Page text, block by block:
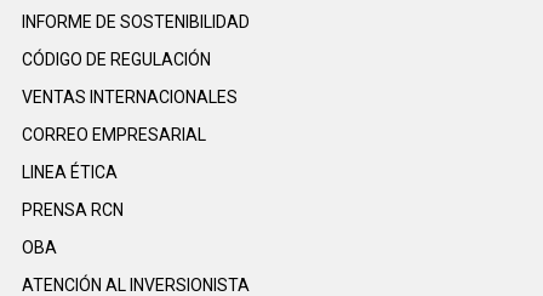
INFORME DE SOSTENIBILIDAD
CÓDIGO DE REGULACIÓN
VENTAS INTERNACIONALES
CORREO EMPRESARIAL
LINEA ÉTICA
PRENSA RCN
OBA
ATENCIÓN AL INVERSIONISTA